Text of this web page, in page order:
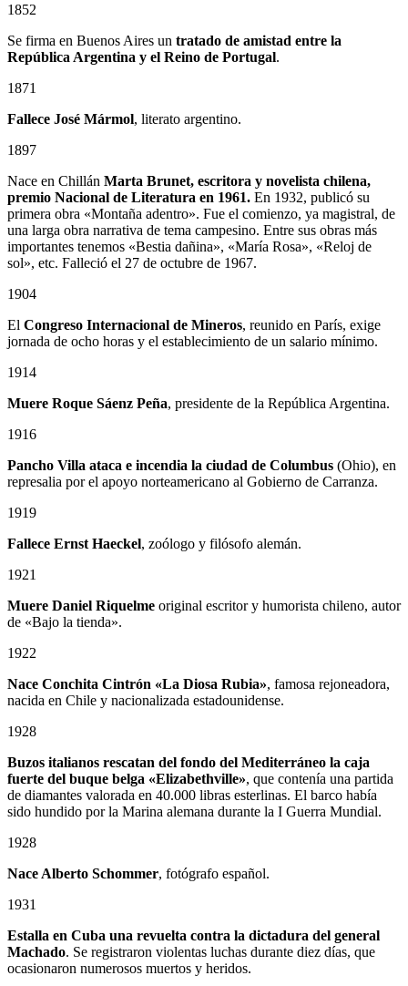
1852
Se firma en Buenos Aires un tratado de amistad entre la
República Argentina y el Reino de Portugal.
1871
Fallece José Mármol, literato argentino.
1897
Nace en Chillán Marta Brunet, escritora y novelista chilena,
premio Nacional de Literatura en 1961. En 1932, publicó su
primera obra «Montaña adentro». Fue el comienzo, ya magistral, de
una larga obra narrativa de tema campesino. Entre sus obras más
importantes tenemos «Bestia dañina», «María Rosa», «Reloj de
sol», etc. Falleció el 27 de octubre de 1967.
1904
El Congreso Internacional de Mineros, reunido en París, exige
jornada de ocho horas y el establecimiento de un salario mínimo.
1914
Muere Roque Sáenz Peña, presidente de la República Argentina.
1916
Pancho Villa ataca e incendia la ciudad de Columbus (Ohio), en
represalia por el apoyo norteamericano al Gobierno de Carranza.
1919
Fallece Ernst Haeckel, zoólogo y filósofo alemán.
1921
Muere Daniel Riquelme original escritor y humorista chileno, autor
de «Bajo la tienda».
1922
Nace Conchita Cintrón «La Diosa Rubia», famosa rejoneadora,
nacida en Chile y nacionalizada estadounidense.
1928
Buzos italianos rescatan del fondo del Mediterráneo la caja
fuerte del buque belga «Elizabethville», que contenía una partida
de diamantes valorada en 40.000 libras esterlinas. El barco había
sido hundido por la Marina alemana durante la I Guerra Mundial.
1928
Nace Alberto Schommer, fotógrafo español.
1931
Estalla en Cuba una revuelta contra la dictadura del general
Machado. Se registraron violentas luchas durante diez días, que
ocasionaron numerosos muertos y heridos.